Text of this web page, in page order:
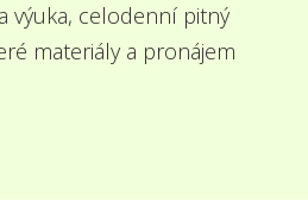
výuka, celodenní pitný
materiály a pronájem